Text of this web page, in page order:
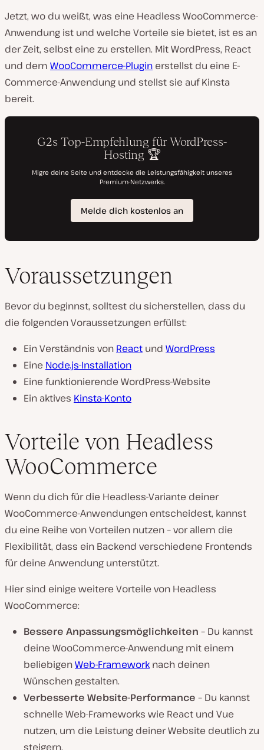
Jetzt, wo du weißt, was eine Headless WooCommerce-
Anwendung ist und welche Vorteile sie bietet, ist es an
der Zeit, selbst eine zu erstellen. Mit WordPress, React
und dem WooCommerce-Plugin erstellst du eine E-
Commerce-Anwendung und stellst sie auf Kinsta
bereit.
Voraussetzungen
Bevor du beginnst, solltest du sicherstellen, dass du
die folgenden Voraussetzungen erfüllst:
Ein Verständnis von React und WordPress
Eine Node.js-Installation
Eine funktionierende WordPress-Website
Ein aktives Kinsta-Konto
Vorteile von Headless
WooCommerce
Wenn du dich für die Headless-Variante deiner
WooCommerce-Anwendungen entscheidest, kannst
du eine Reihe von Vorteilen nutzen – vor allem die
Flexibilität, dass ein Backend verschiedene Frontends
für deine Anwendung unterstützt.
Hier sind einige weitere Vorteile von Headless
WooCommerce:
Bessere Anpassungsmöglichkeiten – Du kannst
deine WooCommerce-Anwendung mit einem
beliebigenWeb-Framework nach deinen
Wünschen gestalten.
Verbesserte Website-Performance – Du kannst
schnelle Web-Frameworks wie React und Vue
nutzen, um die Leistung deiner Website deutlich zu
steigern.